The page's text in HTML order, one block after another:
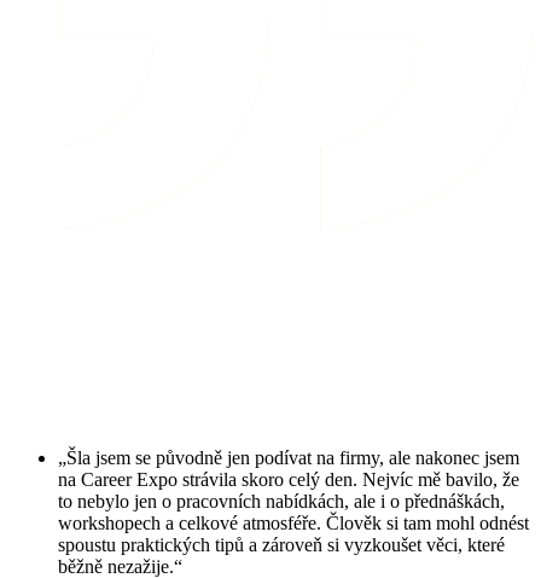
„Šla jsem se původně jen podívat na firmy, ale nakonec jsem
na Career Expo strávila skoro celý den. Nejvíc mě bavilo, že
to nebylo jen o pracovních nabídkách, ale i o přednáškách,
workshopech a celkové atmosféře. Člověk si tam mohl odnést
spoustu praktických tipů a zároveň si vyzkoušet věci, které
běžně nezažije.“